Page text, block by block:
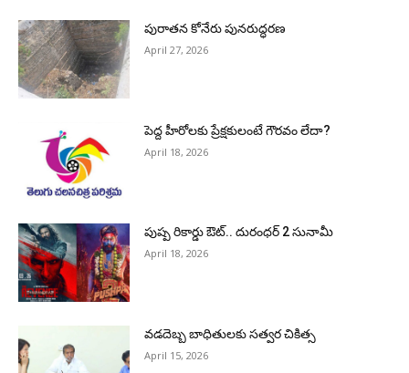
పురాత‌న కోనేరు పున‌రుద్ధ‌ర‌ణ
April 27, 2026
పెద్ద హీరోల‌కు ప్రేక్ష‌కులంటే గౌర‌వం లేదా?
April 18, 2026
పుష్ప రికార్డు ఔట్‌.. దురంధ‌ర్ 2 సునామీ
April 18, 2026
వడదెబ్బ బాధితులకు సత్వర చికిత్స
April 15, 2026